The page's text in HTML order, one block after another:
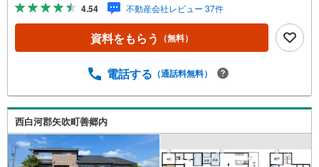
4.54 不動産会社レビュー 37件
資料をもらう （無料）
電話する （通話料無料）
西白河郡矢吹町善郷内